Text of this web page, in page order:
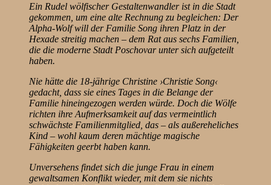
Ein Rudel wölfischer Gestaltenwandler ist in die Stadt
gekommen, um eine alte Rechnung zu begleichen: Der
Alpha-Wolf will der Familie Song ihren Platz in der
Hexade streitig machen – dem Rat aus sechs Familien,
die die moderne Stadt Poschovar unter sich aufgeteilt
haben.
Nie hätte die 18-jährige Christine ›Christie Song‹
gedacht, dass sie eines Tages in die Belange der
Familie hineingezogen werden würde. Doch die Wölfe
richten ihre Aufmerksamkeit auf das vermeintlich
schwächste Familienmitglied, das – als außereheliches
Kind – wohl kaum deren mächtige magische
Fähigkeiten geerbt haben kann.
Unversehens findet sich die junge Frau in einem
gewaltsamen Konflikt wieder, mit dem sie nichts